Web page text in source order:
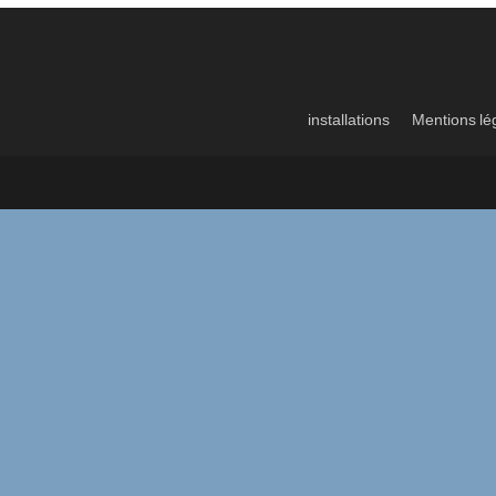
installations
Mentions